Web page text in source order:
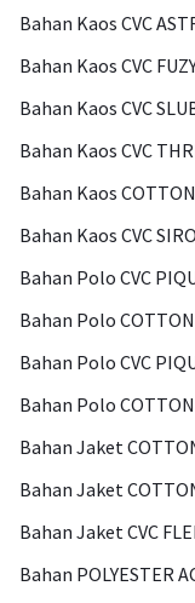
Bahan Kaos CVC
Bahan Kaos CVC
Bahan Kaos CVC
Bahan Kaos CVC
Bahan Kaos
Bahan Kaos CVC
Bahan Polo CVC
Bahan Polo
Bahan Polo CVC
Bahan Polo COTTON
Bahan Jaket
Bahan Jaket
Bahan Jaket CVC
Bahan POLYESTER